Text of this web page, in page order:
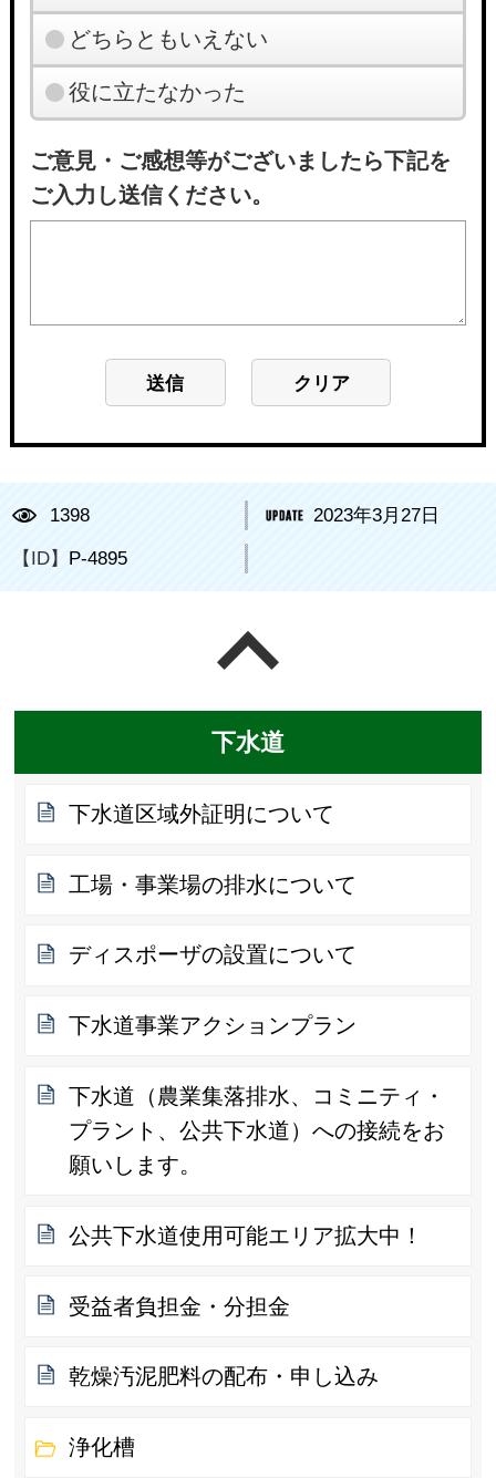
どちらともいえない
役に立たなかった
ご意見・ご感想等がございましたら下記を
ご入力し送信ください。
1398 2023年3月27日
【ID】 P-4895
下水道
下水道区域外証明について
工場・事業場の排水について
ディスポーザの設置について
下水道事業アクションプラン
下水道（農業集落排水、コミニティ・
プラント、公共下水道）への接続をお
願いします。
公共下水道使用可能エリア拡大中！
受益者負担金・分担金
乾燥汚泥肥料の配布・申し込み
浄化槽